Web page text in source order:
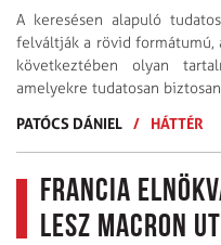
A keresésen alapuló
felváltják a rövid formátumú,
következtében olyan
amelyekre tudatosan
PATÓCS DÁNIEL / HÁTTÉR
Francia
lesz Macron